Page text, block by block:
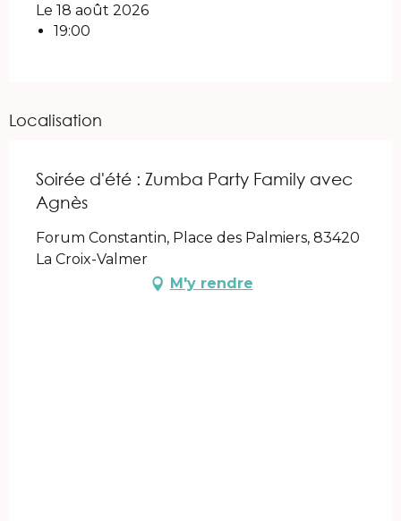
Le 18 août 2026
19:00
Localisation
Soirée d'été : Zumba Party Family avec
Agnès
Forum Constantin, Place des Palmiers, 83420
La Croix-Valmer
M'y rendre